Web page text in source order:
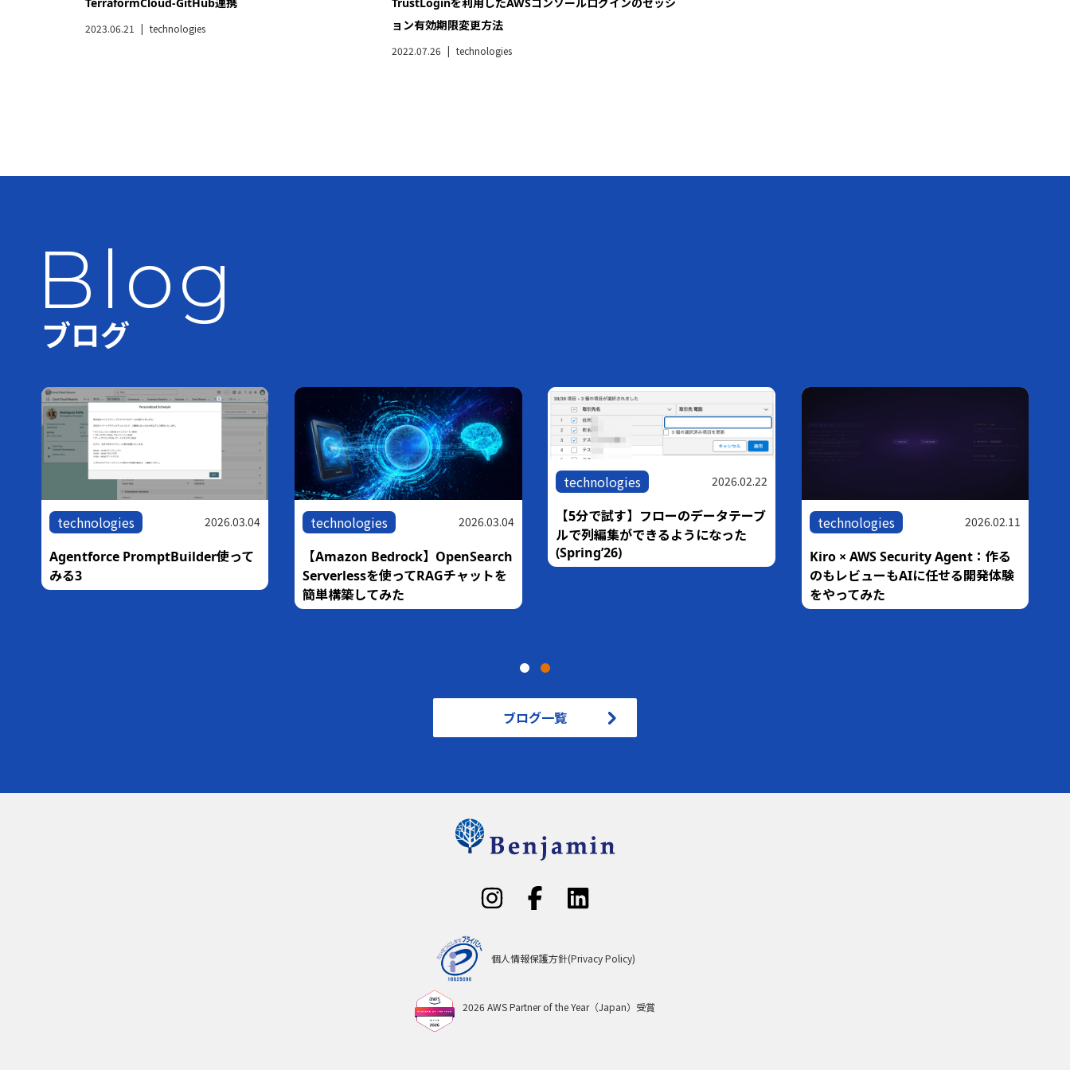
2023.06.21 technologies
ョン有効期限変更方法
2022.07.26 technologies
Blog
ブログ
technologies 2026.03.04
Agentforce PromptBuilder使って
みる3
technologies 2026.03.04
【Amazon Bedrock】OpenSearch
Serverlessを使ってRAGチャットを
簡単構築してみた
technologies 2026.02.22
【5分で試す】フローのデータテーブ
ルで列編集ができるようになった
(Spring’26)
technologies 2026.02.11
Kiro × AWS Security Agent：作る
のもレビューもAIに任せる開発体験
をやってみた
ブログ一覧
個人情報保護方針(Privacy Policy)
2026 AWS Partner of the Year（Japan）受賞